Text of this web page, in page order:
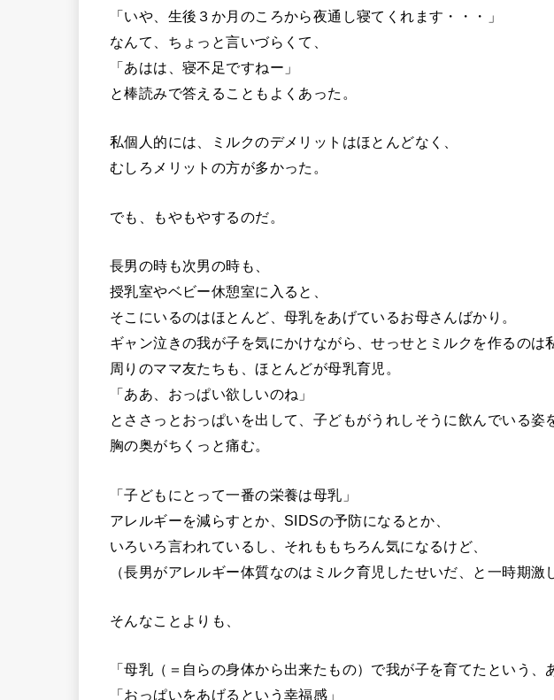
「いや、生後３か月のころから夜通し寝てくれます・・・」
なんて、ちょっと言いづらくて、
「あはは、寝不足ですねー」
と棒読みで答えることもよくあった。
私個人的には、ミルクのデメリットはほとんどなく、
むしろメリットの方が多かった。
でも、もやもやするのだ。
長男の時も次男の時も、
授乳室やベビー休憩室に入ると、
そこにいるのはほとんど、母乳をあげているお母さんばかり。
ギャン泣きの我が子を気にかけながら、せっせとミルクを作るのは
周りのママ友たちも、ほとんどが母乳育児。
「ああ、おっぱい欲しいのね」
とささっとおっぱいを出して、子どもがうれしそうに飲んでいる姿
胸の奥がちくっと痛む。
「子どもにとって一番の栄養は母乳」
アレルギーを減らすとか、SIDSの予防になるとか、
いろいろ言われているし、それももちろん気になるけど、
（長男がアレルギー体質なのはミルク育児したせいだ、と一時期激
そんなことよりも、
「母乳（＝自らの身体から出来たもの）で我が子を育てたという、
「おっぱいをあげるという幸福感」